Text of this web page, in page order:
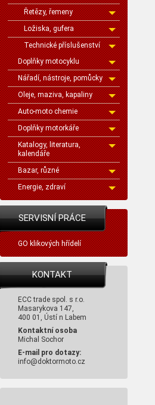
Řetězy, řemeny
Ložiska, gufera
Technické příslušenství
Doplňky motocyklu
Nářadí, nástroje, pomůcky
Oleje, maziva, kapaliny
Auto-moto chemie
Doplňky motorkáře
Katalogy, literatura,
kalendáře
Bazar, různé
Energie, zdraví
SERVISNÍ PRÁCE
GO klikových hřídelí
KONTAKT
ECC trade spol. s r.o.
Masarykova 147,
400 01, Ústí n Labem
Kontaktní osoba
Michal Sochor
E-mail pro dotazy:
info@doktormoto.cz